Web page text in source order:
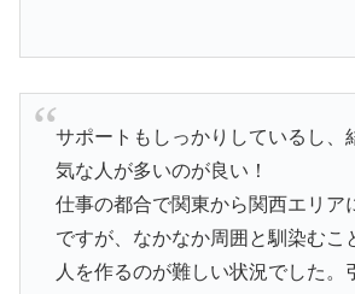
サポートもしっかりしているし、
気な人が多いのが良い！
仕事の都合で関東から関西エリア
ですが、なかなか周囲と馴染むこ
人を作るのが難しい状況でした。